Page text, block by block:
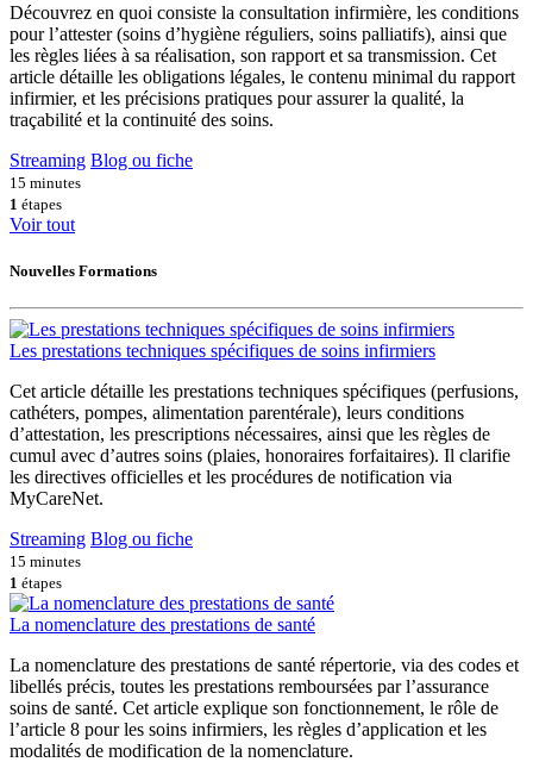
Découvrez en quoi consiste la consultation infirmière, les conditions
pour l’attester (soins d’hygiène réguliers, soins palliatifs), ainsi que
les règles liées à sa réalisation, son rapport et sa transmission. Cet
article détaille les obligations légales, le contenu minimal du rapport
infirmier, et les précisions pratiques pour assurer la qualité, la
traçabilité et la continuité des soins.
Streaming Blog ou fiche
15 minutes
1 étapes
Voir tout
Nouvelles Formations
Les prestations techniques spécifiques de soins infirmiers
Cet article détaille les prestations techniques spécifiques (perfusions,
cathéters, pompes, alimentation parentérale), leurs conditions
d’attestation, les prescriptions nécessaires, ainsi que les règles de
cumul avec d’autres soins (plaies, honoraires forfaitaires). Il clarifie
les directives officielles et les procédures de notification via
MyCareNet.
Streaming Blog ou fiche
15 minutes
1 étapes
La nomenclature des prestations de santé
La nomenclature des prestations de santé répertorie, via des codes et
libellés précis, toutes les prestations remboursées par l’assurance
soins de santé. Cet article explique son fonctionnement, le rôle de
l’article 8 pour les soins infirmiers, les règles d’application et les
modalités de modification de la nomenclature.